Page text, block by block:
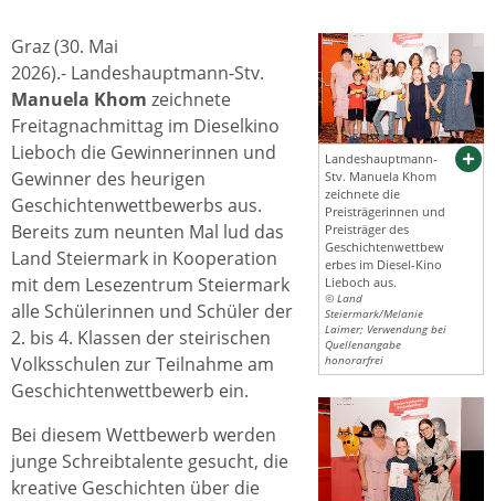
Landeshauptmann-
Stv. Manuela Khom
zeichnete die
Preisträgerinnen und
Preisträger des
Geschichtenwettbew
erbes im Diesel-Kino
Lieboch aus.
© Land
Steiermark/Melanie
Laimer; Verwendung bei
Quellenangabe
honorarfrei
Graz (30. Mai
2026).- Landeshauptmann-Stv.
Manuela Khom zeichnete
Freitagnachmittag im Dieselkino
Lieboch die Gewinnerinnen und
Gewinner des heurigen
Geschichtenwettbewerbs aus.
Bereits zum neunten Mal lud das
Land Steiermark in Kooperation
mit dem Lesezentrum Steiermark
alle Schülerinnen und Schüler der
2. bis 4. Klassen der steirischen
Volksschulen zur Teilnahme am
Geschichtenwettbewerb ein.
Bei diesem Wettbewerb werden
junge Schreibtalente gesucht, die
kreative Geschichten über die